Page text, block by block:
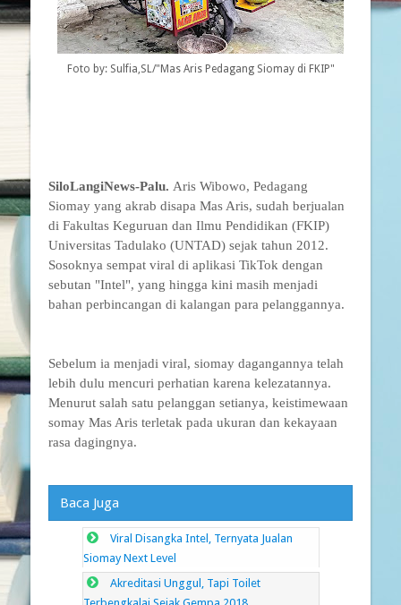
Foto by: Sulfia,SL/"Mas Aris Pedagang Siomay di FKIP"
SiloLangiNews-Palu. Aris Wibowo, Pedagang
Siomay yang akrab disapa Mas Aris, sudah berjualan
di Fakultas Keguruan dan Ilmu Pendidikan (FKIP)
Universitas Tadulako (UNTAD) sejak tahun 2012.
Sosoknya sempat viral di aplikasi TikTok dengan
sebutan "Intel", yang hingga kini masih menjadi
bahan perbincangan di kalangan para pelanggannya.
Sebelum ia menjadi viral, siomay dagangannya telah
lebih dulu mencuri perhatian karena kelezatannya.
Menurut salah satu pelanggan setianya, keistimewaan
somay Mas Aris terletak pada ukuran dan kekayaan
rasa dagingnya.
Baca Juga
Viral Disangka Intel, Ternyata Jualan
Siomay Next Level
Akreditasi Unggul, Tapi Toilet